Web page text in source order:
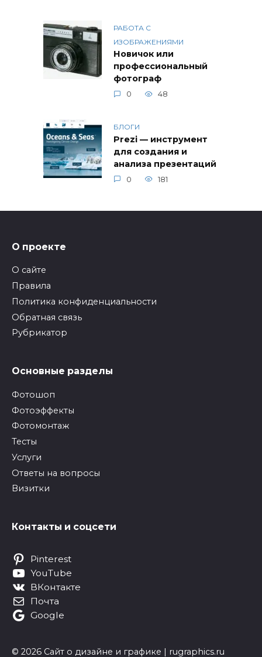
РАБОТА С
ИЗОБРАЖЕНИЯМИ
Новичок или
профессиональный
фотограф
0 48
БЛОГИ
Prezi — инструмент
для создания и
анализа презентаций
0 181
О проекте
О сайте
Правила
Политика конфиденциальности
Обратная связь
Рубрикатор
Основные разделы
Фотошоп
Фотоэффекты
Фотомонтаж
Тесты
Услуги
Ответы на вопросы
Визитки
Контакты и соцсети
Pinterest
YouTube
ВКонтакте
Почта
Google
© 2026 Сайт о дизайне и графике | rugraphics.ru